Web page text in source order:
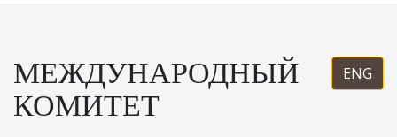
ENG
МЕЖДУНАРОДНЫЙ
КОМИТЕТ